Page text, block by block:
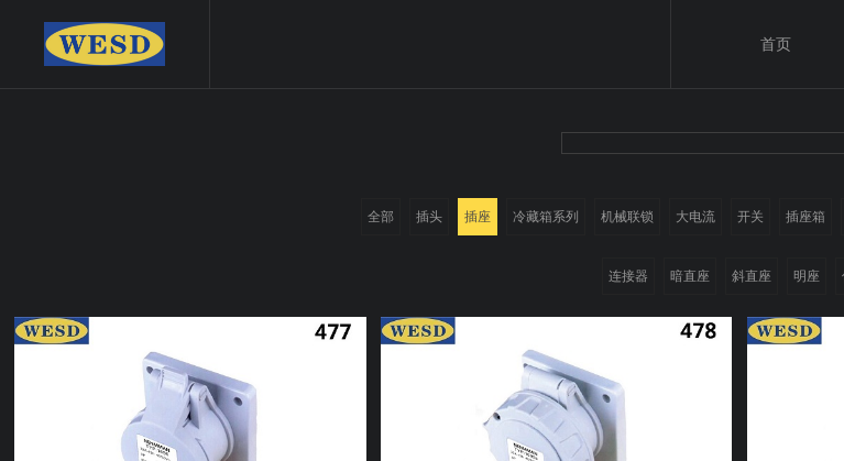
首页
全部 插头 插座 冷藏箱系列 机械联锁 大电流 开关 插座箱
连接器 暗直座 斜直座 明座